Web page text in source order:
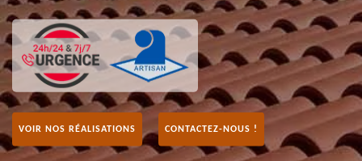
VOIR NOS RÉALISATIONS CONTACTEZ-NOUS !